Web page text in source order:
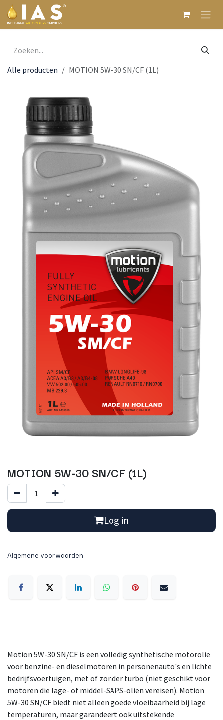
Overslaan naar inhoud
Alle producten MOTION 5W-30 SN/CF (1L)
MOTION 5W-30 SN/CF (1L)
Log in
Algemene voorwaarden
Motion 5W-30 SN/CF is een volledig synthetische motorolie
voor benzine- en dieselmotoren in personenauto's en lichte
bedrijfsvoertuigen, met of zonder turbo (niet geschikt voor
motoren die lage- of middel-SAPS-oliën vereisen). Motion
5W-30 SN/CF biedt niet alleen goede vloeibaarheid bij lage
temperaturen, maar garandeert ook uitstekende